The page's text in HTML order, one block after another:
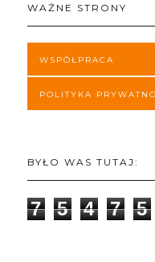
WAŻNE STRONY
WSPÓŁPRACA
POLITYKA
BYŁO WAS TUTAJ:
7 5 4 7 5